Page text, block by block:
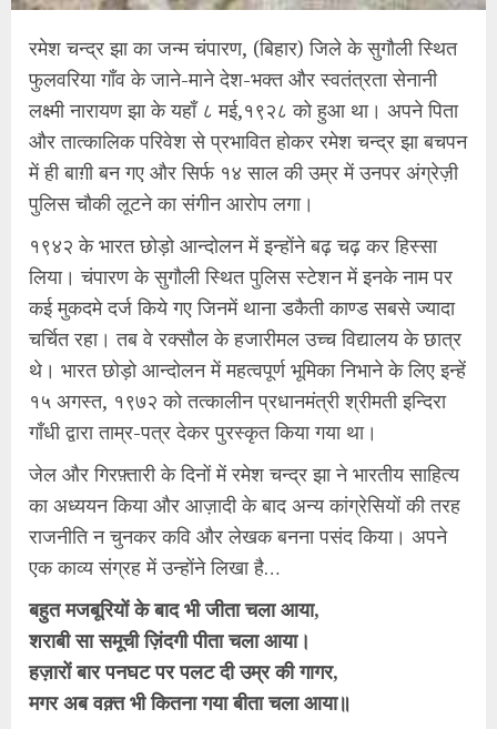
रमेश चन्द्र झा का जन्म चंपारण, (बिहार) जिले के सुगौली स्थित
फुलवरिया गाँव के जाने-माने देश-भक्त और स्वतंत्रता सेनानी
लक्ष्मी नारायण झा के यहाँ ८ मई,१९२८ को हुआ था। अपने पिता
और तात्कालिक परिवेश से प्रभावित होकर रमेश चन्द्र झा बचपन
में ही बाग़ी बन गए और सिर्फ १४ साल की उम्र में उनपर अंग्रेज़ी
पुलिस चौकी लूटने का संगीन आरोप लगा।
१९४२ के भारत छोड़ो आन्दोलन में इन्होंने बढ़ चढ़ कर हिस्सा
लिया। चंपारण के सुगौली स्थित पुलिस स्टेशन में इनके नाम पर
कई मुकदमे दर्ज किये गए जिनमें थाना डकैती काण्ड सबसे ज्यादा
चर्चित रहा। तब वे रक्सौल के हजारीमल उच्च विद्यालय के छात्र
थे। भारत छोड़ो आन्दोलन में महत्वपूर्ण भूमिका निभाने के लिए इन्हें
१५ अगस्त, १९७२ को तत्कालीन प्रधानमंत्री श्रीमती इन्दिरा
गाँधी द्वारा ताम्र-पत्र देकर पुरस्कृत किया गया था।
जेल और गिरफ़्तारी के दिनों में रमेश चन्द्र झा ने भारतीय साहित्य
का अध्ययन किया और आज़ादी के बाद अन्य कांग्रेसियों की तरह
राजनीति न चुनकर कवि और लेखक बनना पसंद किया। अपने
एक काव्य संग्रह में उन्होंने लिखा है…
बहुत मजबूरियों के बाद भी जीता चला आया,
शराबी सा समूची ज़िंदगी पीता चला आया।
हज़ारों बार पनघट पर पलट दी उम्र की गागर,
मगर अब वक़्त भी कितना गया बीता चला आया॥